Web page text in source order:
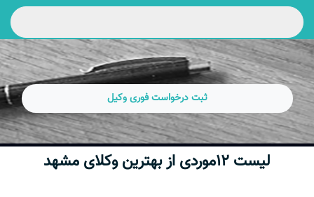
ثبت درخواست فوری وکیل
لیست 12موردی از بهترین وکلای مشهد